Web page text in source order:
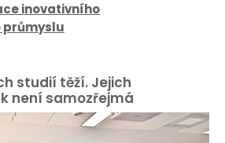
inovativního
studií těží. Jejich
není samozřejmá